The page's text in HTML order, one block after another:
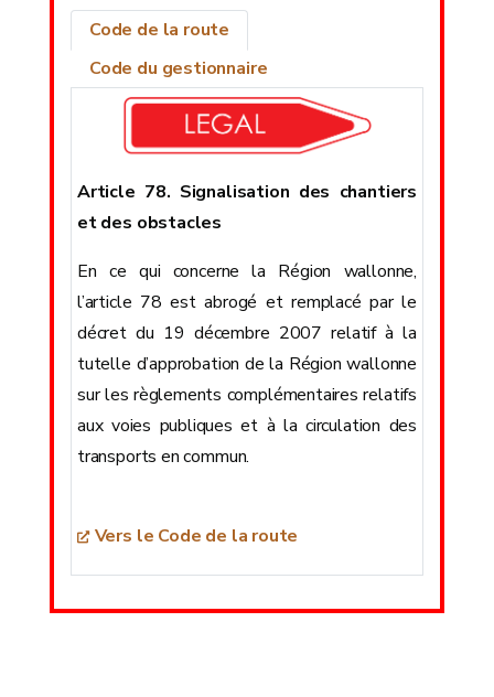
Code de la route
Code du gestionnaire
Article 78. Signalisation des chantiers
et des obstacles
En ce qui concerne la Région wallonne,
l’article 78 est abrogé et remplacé par le
décret du 19 décembre 2007 relatif à la
tutelle d’approbation de la Région wallonne
sur les règlements complémentaires relatifs
aux voies publiques et à la circulation des
transports en commun.
Vers le Code de la route